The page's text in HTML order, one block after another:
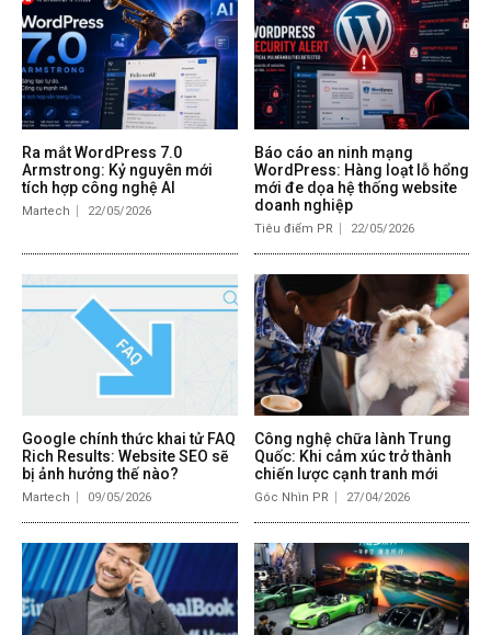
Ra mắt WordPress 7.0
Armstrong: Kỷ nguyên mới
tích hợp công nghệ AI
Martech 22/05/2026
Báo cáo an ninh mạng
WordPress: Hàng loạt lỗ hổng
mới đe dọa hệ thống website
doanh nghiệp
Tiêu điểm PR 22/05/2026
Google chính thức khai tử FAQ
Rich Results: Website SEO sẽ
bị ảnh hưởng thế nào?
Martech 09/05/2026
Công nghệ chữa lành Trung
Quốc: Khi cảm xúc trở thành
chiến lược cạnh tranh mới
Góc Nhìn PR 27/04/2026